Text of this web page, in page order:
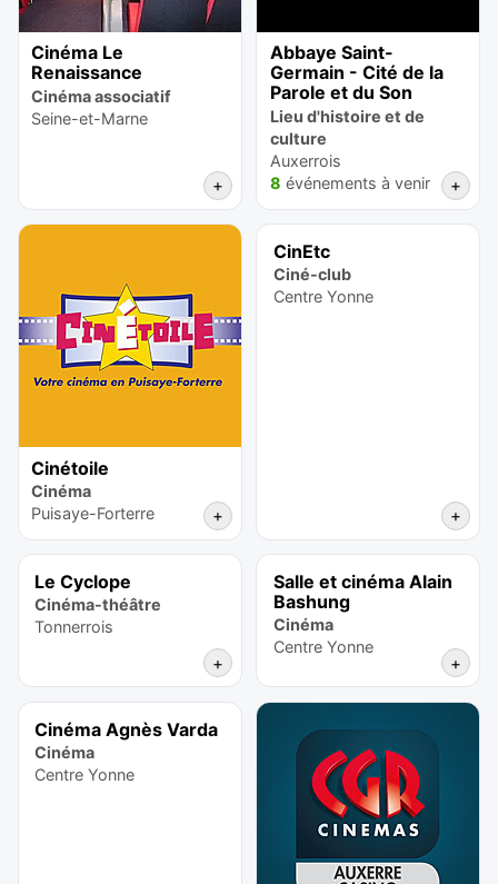
Cinéma Le
Renaissance
Cinéma associatif
Seine-et-Marne
+
Abbaye Saint-
Germain - Cité de la
Parole et du Son
Lieu d'histoire et de
culture
Auxerrois
8 événements à venir +
Cinétoile
Cinéma
Puisaye-Forterre
+
CinEtc
Ciné-club
Centre Yonne
+
Le Cyclope
Cinéma-théâtre
Tonnerrois
+
Salle et cinéma Alain
Bashung
Cinéma
Centre Yonne
+
Cinéma Agnès Varda
Cinéma
Centre Yonne